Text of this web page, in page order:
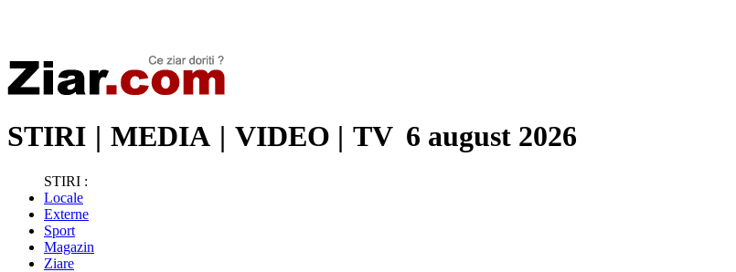
STIRI | MEDIA | VIDEO | TV 6 august 2026
STIRI :
Locale
Externe
Sport
Magazin
Ziare